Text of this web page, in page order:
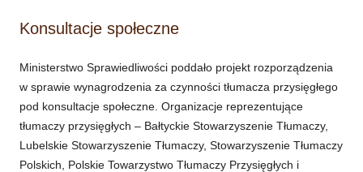
Konsultacje społeczne
Ministerstwo Sprawiedliwości poddało projekt rozporządzenia
w sprawie wynagrodzenia za czynności tłumacza przysięgłego
pod konsultacje społeczne. Organizacje reprezentujące
tłumaczy przysięgłych – Bałtyckie Stowarzyszenie Tłumaczy,
Lubelskie Stowarzyszenie Tłumaczy, Stowarzyszenie Tłumaczy
Polskich, Polskie Towarzystwo Tłumaczy Przysięgłych i